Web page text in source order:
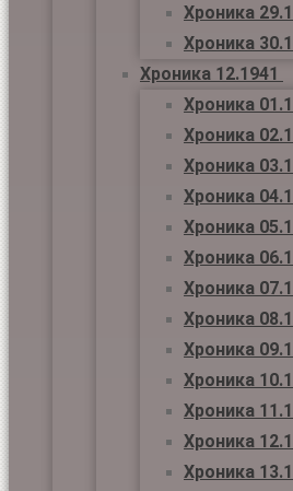
Хроника
Хроника
Хроника 12.1941
Хроника
Хроника
Хроника
Хроника
Хроника
Хроника
Хроника
Хроника
Хроника
Хроника
Хроника
Хроника
Хроника